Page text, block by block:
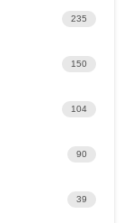
235
150
104
90
39